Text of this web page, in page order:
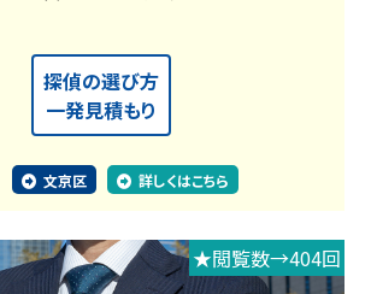
探偵の選び方
一発見積もり
文京区 詳しくはこちら
★閲覧数→404回